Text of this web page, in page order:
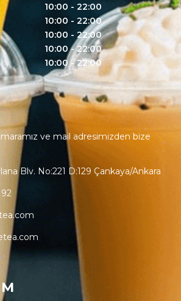
10:00 - 22:00
10:00 - 22:00
10:00 - 22:00
10:00 - 22:00
10:00 - 22:00
ve mail adresimizden bize
Blv. No:221 D:129 Çankaya/Ankara